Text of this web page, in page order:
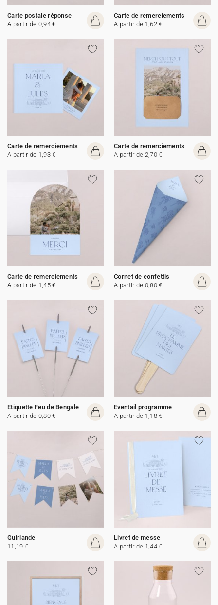
Carte postale réponse
A partir de 0,94 €
Carte de remerciements
A partir de 1,62 €
Carte de remerciements
A partir de 1,93 €
Carte de remerciements
A partir de 2,70 €
Carte de remerciements
A partir de 1,45 €
Cornet de confettis
A partir de 0,80 €
Etiquette Feu de Bengale
A partir de 0,80 €
Eventail programme
A partir de 1,18 €
Guirlande
11,19 €
Livret de messe
A partir de 1,44 €